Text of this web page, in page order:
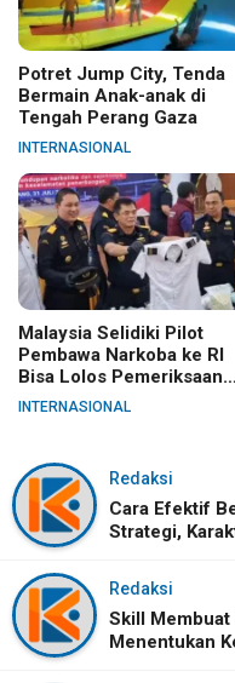
Potret Jump City, Tenda
Bermain Anak-anak di
Tengah Perang Gaza
INTERNASIONAL
Malaysia Selidiki Pilot
Pembawa Narkoba ke RI
Bisa Lolos Pemeriksaan
KLIA
INTERNASIONAL
Redaksi
Cara Efektif
Strategi,
Redaksi
Skill
Menentukan